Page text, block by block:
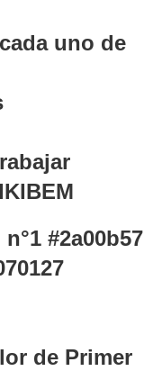
uno de
#2a00b57
de Primer